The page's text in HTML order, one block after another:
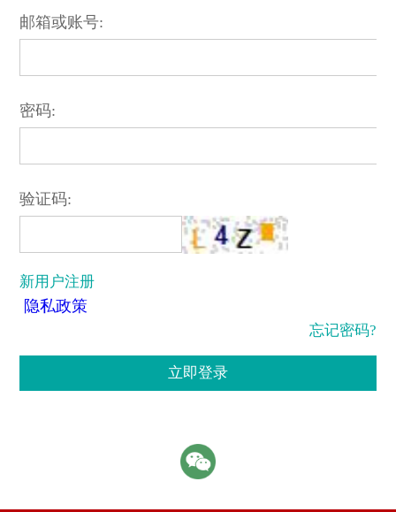
邮箱或账号:
密码:
验证码:
新用户注册
隐私政策
忘记密码?
立即登录